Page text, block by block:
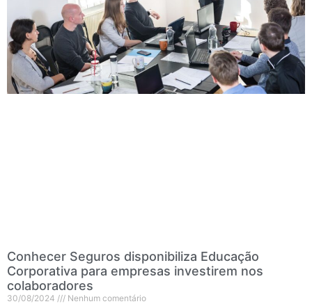
Conhecer Seguros disponibiliza Educação
Corporativa para empresas investirem nos
colaboradores
30/08/2024 Nenhum comentário